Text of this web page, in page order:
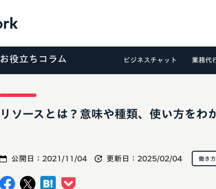
お役立ちコラム ビジネスチャット 業務代
リソースとは？意味や種類、使い方をわ
公開日： 2021/11/04 更新日： 2025/02/04 働き